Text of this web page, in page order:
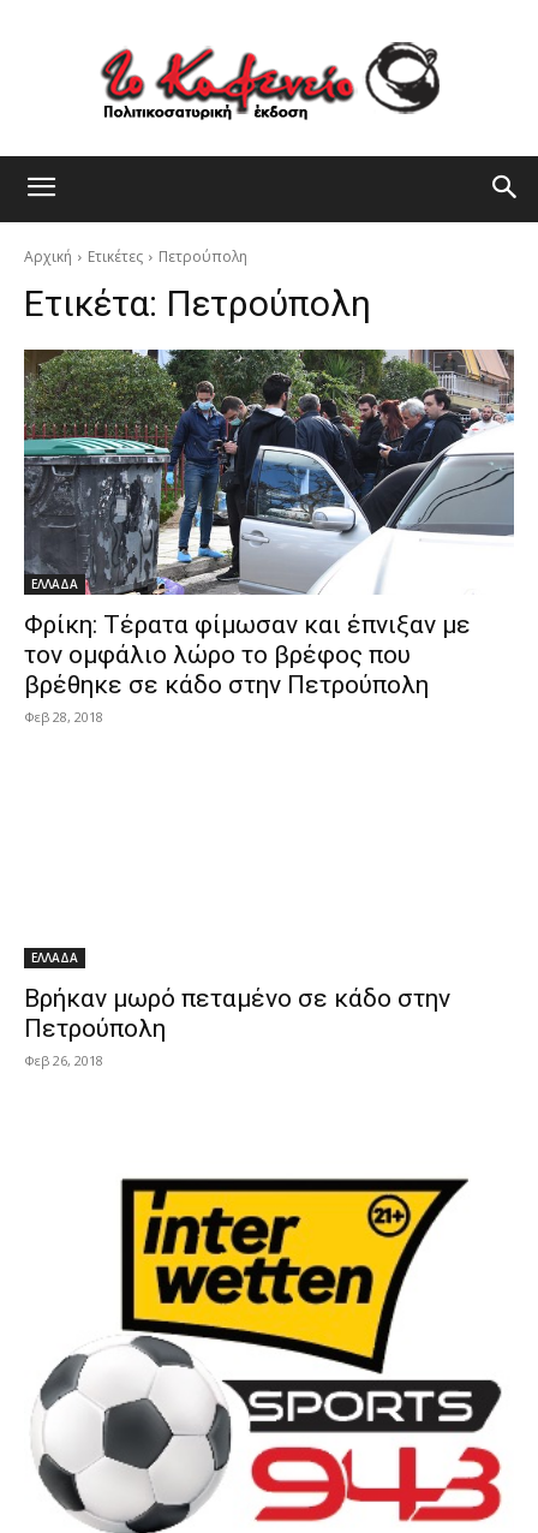
Αρχική Ετικέτες Πετρούπολη
Ετικέτα: Πετρούπολη
ΕΛΛΑΔΑ
Φρίκη: Τέρατα φίμωσαν και έπνιξαν με
τον ομφάλιο λώρο το βρέφος που
βρέθηκε σε κάδο στην Πετρούπολη
Φεβ 28, 2018
ΕΛΛΑΔΑ
Βρήκαν μωρό πεταμένο σε κάδο στην
Πετρούπολη
Φεβ 26, 2018